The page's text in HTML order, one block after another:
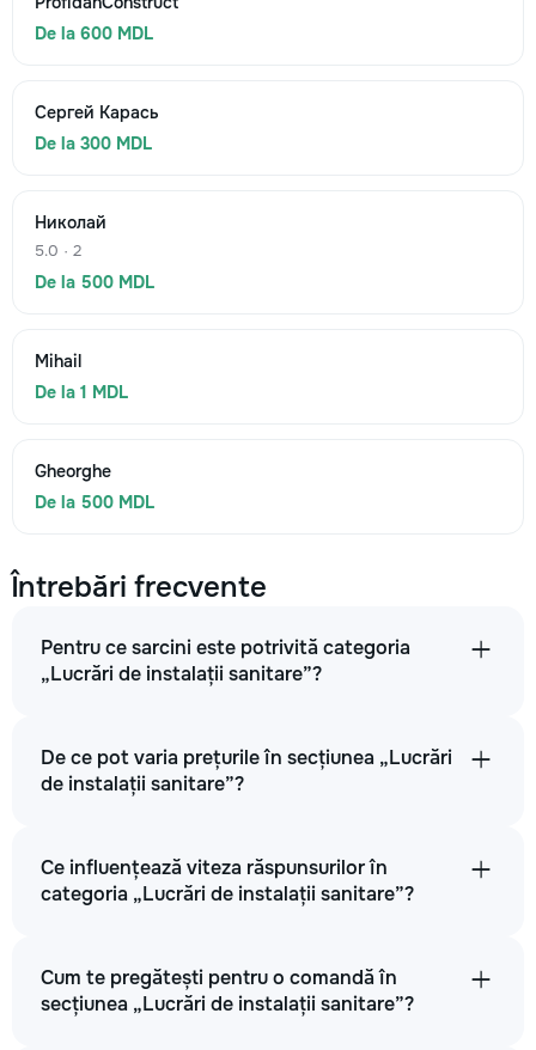
De la 600 MDL
Сергей Карась
De la 300 MDL
Николай
5.0 · 2
De la 500 MDL
Mihail
De la 1 MDL
Gheorghe
De la 500 MDL
Întrebări frecvente
Pentru ce sarcini este potrivită categoria
„Lucrări de instalații sanitare”?
De ce pot varia prețurile în secțiunea „Lucrări
de instalații sanitare”?
Ce influențează viteza răspunsurilor în
categoria „Lucrări de instalații sanitare”?
Cum te pregătești pentru o comandă în
secțiunea „Lucrări de instalații sanitare”?